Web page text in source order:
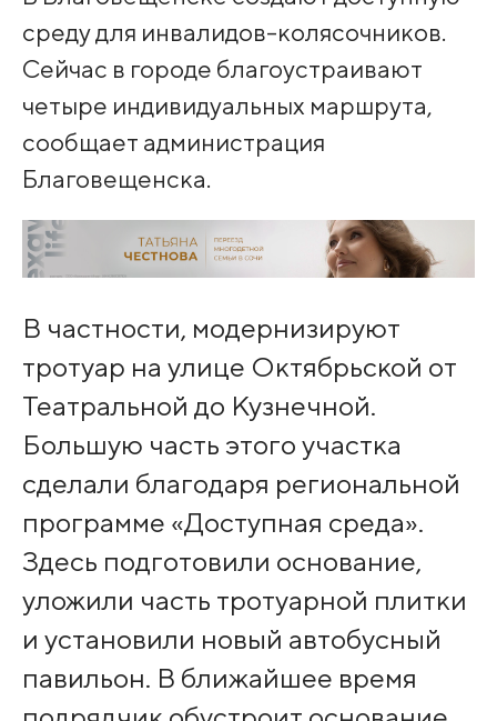
среду для инвалидов-колясочников.
Сейчас в городе благоустраивают
четыре индивидуальных маршрута,
сообщает администрация
Благовещенска.
В частности, модернизируют
тротуар на улице Октябрьской от
Театральной до Кузнечной.
Большую часть этого участка
сделали благодаря региональной
программе «Доступная среда».
Здесь подготовили основание,
уложили часть тротуарной плитки
и установили новый автобусный
павильон. В ближайшее время